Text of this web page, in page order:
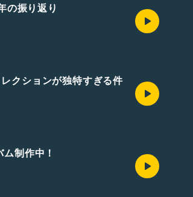
の振り返り
クションが独特すぎる件
制作中！